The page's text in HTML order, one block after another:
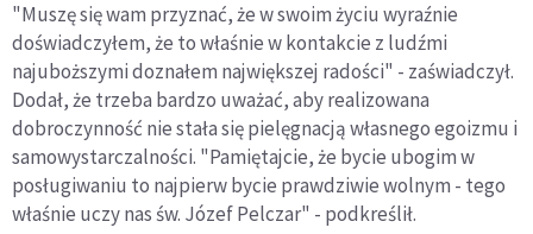
"Muszę się wam przyznać, że w swoim życiu wyraźnie
doświadczyłem, że to właśnie w kontakcie z ludźmi
najuboższymi doznałem największej radości" - zaświadczył.
Dodał, że trzeba bardzo uważać, aby realizowana
dobroczynność nie stała się pielęgnacją własnego egoizmu i
samowystarczalności. "Pamiętajcie, że bycie ubogim w
posługiwaniu to najpierw bycie prawdziwie wolnym - tego
właśnie uczy nas św. Józef Pelczar" - podkreślił.